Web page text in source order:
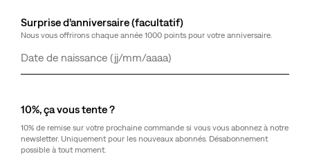
Surprise d’anniversaire (facultatif)
Nous vous offrirons chaque année 1000 points pour votre anniversaire.
Jour
Mois
Année
10%, ça vous tente ?
10% de remise sur votre prochaine commande si vous vous abonnez à notre
newsletter. Uniquement pour les nouveaux abonnés. Désabonnement
possible à tout moment.